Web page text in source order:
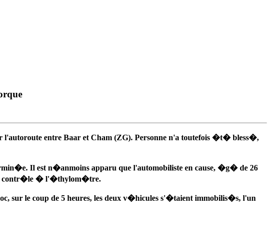
entre Baar et Cham (ZG). Personne n'a toutefois �t� bless�,
Il est n�anmoins apparu que l'automobiliste en cause, �g� de 26
de contr�le � l'�thylom�tre.
sur le coup de 5 heures, les deux v�hicules s'�taient immobilis�s, l'un